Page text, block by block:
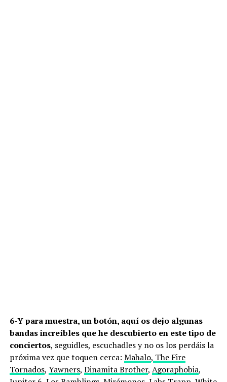
6-Y para muestra, un botón, aquí os dejo algunas
bandas increíbles que he descubierto en este tipo de
conciertos, seguidles, escuchadles y no os los perdáis la
próxima vez que toquen cerca: Mahalo, The Fire
Tornados, Yawners, Dinamita Brother, Agoraphobia,